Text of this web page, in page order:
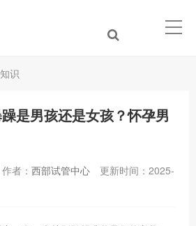
识
是男孩还是女孩？怀孕男
作者： 西部试管中心
更新时间：2025-